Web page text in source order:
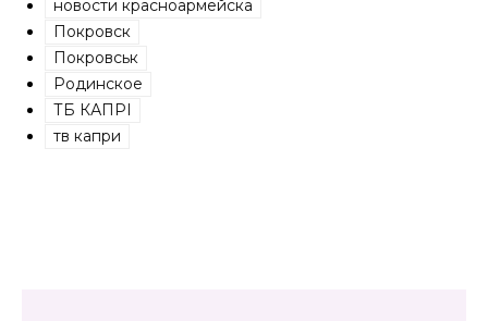
новости красноармейска
Покровск
Покровськ
Родинское
ТБ КАПРІ
тв капри